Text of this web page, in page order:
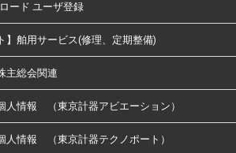
ード ユーザ登録
】舶用サービス(修理、定期整備)
主総会関連
人情報 （東京計器アビエーション）
人情報 （東京計器テクノポート）